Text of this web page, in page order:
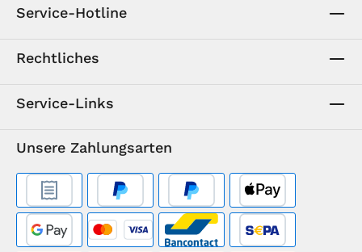
Service-Hotline
Rechtliches
Service-Links
Unsere Zahlungsarten